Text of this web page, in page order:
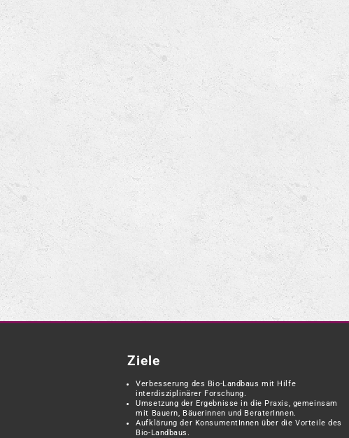
Ziele
Verbesserung des Bio-Landbaus mit Hilfe
interdisziplinärer Forschung.
Umsetzung der Ergebnisse in die Praxis, gemeinsam
mit Bauern, Bäuerinnen und BeraterInnen.
Aufklärung der KonsumentInnen über die Vorteile des
Bio-Landbaus.